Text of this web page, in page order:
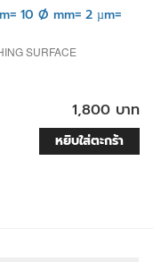
10 Ø mm= 2 µm=
SURFACE
1,800 บาท
หยิบใส่ตะกร้า